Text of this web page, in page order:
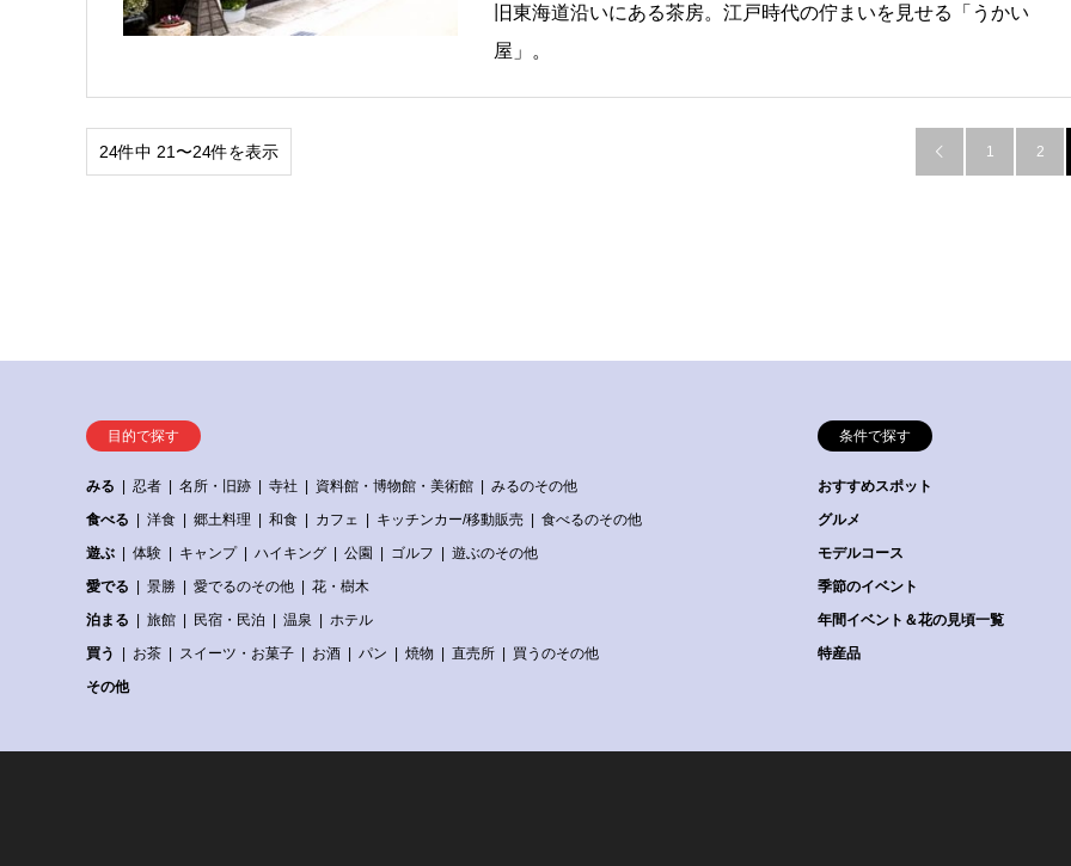
旧東海道沿いにある茶房。江戸時代の佇まいを見せる「うかい
屋」。
24件中 21〜24件を表示  1 2
目的で探す
みる 忍者 名所・旧跡 寺社 資料館・博物館・美術館
みるのその他
食べる
洋食 郷土料理 和食 カフェ キッチンカー/移動販売
食べるのその他
遊ぶ
体験 キャンプ ハイキング 公園 ゴルフ
遊ぶのその他
愛でる
景勝 愛でるのその他
花・樹木
泊まる
旅館 民宿・民泊 温泉
ホテル
買う
お茶 スイーツ・お菓子 お酒 パン 焼物 直売所
買うのその他
その他
条件で探す
おすすめスポット
グルメ
モデルコース
季節のイベント
年間イベント＆花の見頃一覧
特産品